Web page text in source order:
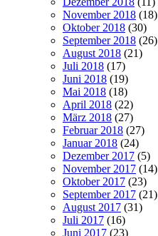
November 2018 (18)
Oktober 2018 (30)
September 2018 (26)
August 2018 (21)
Juli 2018 (17)
Juni 2018 (19)
Mai 2018 (18)
April 2018 (22)
März 2018 (27)
Februar 2018 (27)
Januar 2018 (24)
Dezember 2017 (5)
November 2017 (14)
Oktober 2017 (23)
September 2017 (21)
August 2017 (31)
Juli 2017 (16)
Juni 2017 (23)